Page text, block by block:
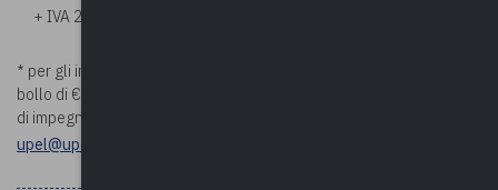
+ IVA 22%)
* per gli importi superiori a €. 75,00 verrà addebitata la marca da
bollo di €. 2,00. Si prega di comunicare i riferimenti della determina
di impegno di spesa prima della data di inizio del corso a
upel@upel.va.it